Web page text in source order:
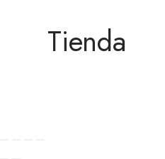
Tienda